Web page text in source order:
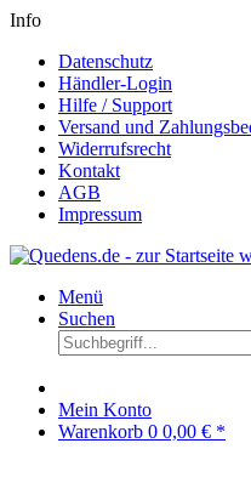
Info
Datenschutz
Händler-Login
Hilfe / Support
Versand und
Widerrufsrecht
Kontakt
AGB
Impressum
Menü
Suchen
Mein Konto
Warenkorb 0 0,00 € *